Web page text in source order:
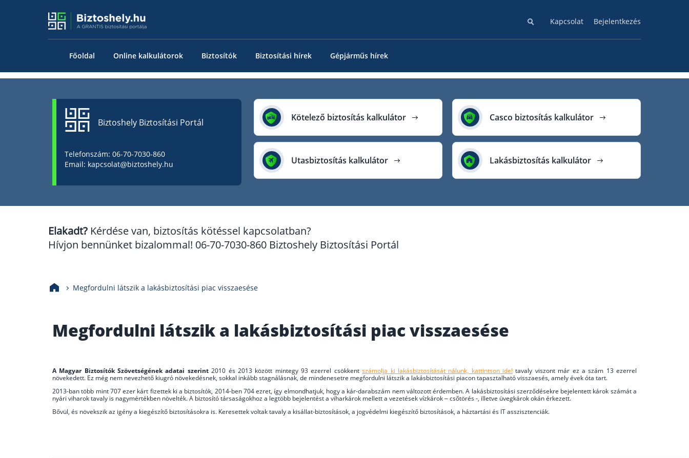
Kapcsolat Bejelentkezés
Főoldal Online kalkulátorok Biztosítók Biztosítási hírek Gépjárműs hírek
Biztoshely Biztosítási Portál
Telefonszám: 06-70-7030-860
Email: kapcsolat@biztoshely.hu
Kötelező biztosítás kalkulátor
Utasbiztosítás kalkulátor
Casco biztosítás kalkulátor
Lakásbiztosítás kalkulátor
Elakadt? Kérdése van, biztosítás kötéssel kapcsolatban?
Hívjon bennünket bizalommal! 06-70-7030-860 Biztoshely Biztosítási Portál
Megfordulni látszik a lakásbiztosítási piac visszaesése
Megfordulni látszik a lakásbiztosítási piac visszaesése
A Magyar Biztosítók Szövetségének adatai szerint2010 és 2013 között mintegy 93 ezerrel csökkentszámolja ki lakásbiztosítását nálunk, kattintson ide! tavaly viszont már ez a szám 13 ezerrel
növekedett. Ez még nem nevezhető kiugró növekedésnek, sokkal inkább stagnálásnak, de mindenesetre megfordulni látszik a lakásbiztosítási piacon tapasztalható visszaesés, amely évek óta tart.
2013-ban több mint 707 ezer kárt fizettek ki a biztosítók, 2014-ben 704 ezret, így elmondhatjuk, hogy a kár-darabszám nem változott érdemben. A lakásbiztosítási szerződésekre bejelentett károk számát a
nyári viharok tavaly is nagymértékben növelték. A biztosító társaságokhoz a legtöbb bejelentést a viharkárok mellett a vezetések vízkárok – csőtörés -, illetve üvegkárok okán érkezett.
Bővül, és növekszik az igény a kiegészítő biztosításokra is. Keresettek voltak tavaly a kisállat-biztosítások, a jogvédelmi kiegészítő biztosítások, a háztartási és IT asszisztenciák.